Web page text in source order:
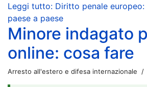
Leggi tutto: Diritto penale europeo:
paese a paese
Minore indagato
online: cosa fare
Arresto all'estero e difesa internazionale